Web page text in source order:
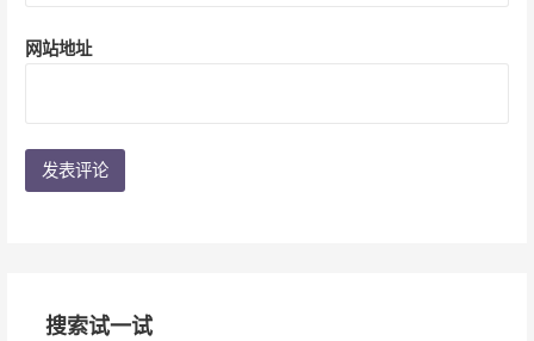
网站地址
搜索试一试